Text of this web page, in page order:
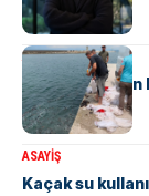
ASAYIŞ
Yalova’da 3
ASAYIŞ
Kaçak su